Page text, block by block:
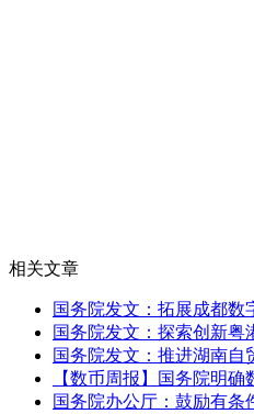
相关文章
国务院发文：拓展成都数
国务院发文：探索创新粤
国务院发文：推进湖南自
【数币周报】国务院明
国务院办公厅：鼓励有条